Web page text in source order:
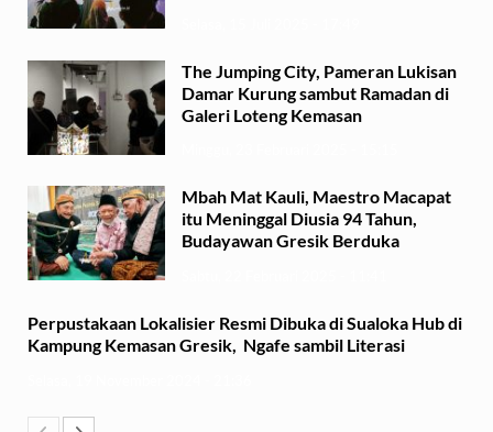
The Jumping City, Pameran Lukisan
Damar Kurung sambut Ramadan di
Galeri Loteng Kemasan
Mbah Mat Kauli, Maestro Macapat
itu Meninggal Diusia 94 Tahun,
Budayawan Gresik Berduka
Perpustakaan Lokalisier Resmi Dibuka di Sualoka Hub di
Kampung Kemasan Gresik, Ngafe sambil Literasi